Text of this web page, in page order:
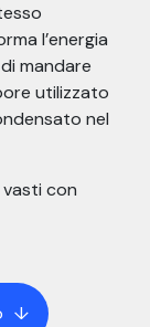
l’energia
mandare
utilizzato
nel
con
arrow_down